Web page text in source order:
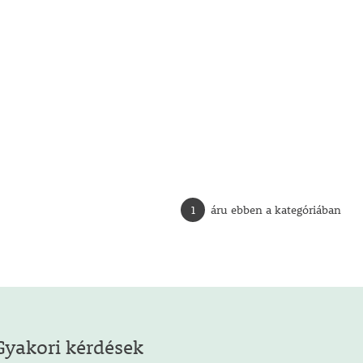
1 áru ebben a kategóriában
kérdések